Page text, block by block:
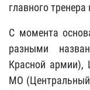
главного
С момента
разными
Красной
МО (Центральный